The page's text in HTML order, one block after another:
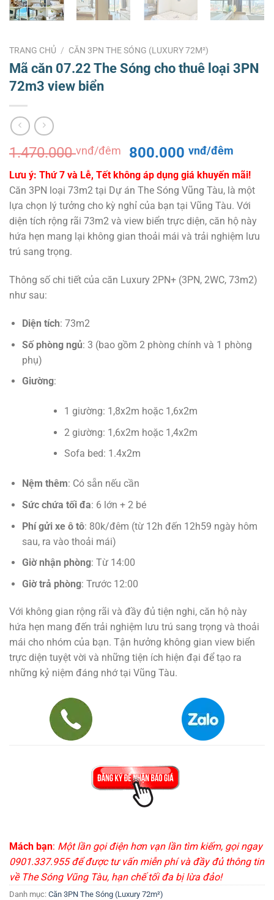
TRANG CHỦ / CĂN 3PN THE SÓNG (LUXURY 72M²)
Mã căn 07.22 The Sóng cho thuê loại 3PN
72m3 view biển
1.470.000vnđ/đêm
Giá
gốc
là:
1.470.000 vnđ/
đêm.
800.000vnđ/đêm
hiện
tại
là:
đêm.
Lưu ý: Thứ 7 và Lễ, Tết không áp dụng giá khuyến mãi!
Căn 3PN loại 73m2 tại Dự án The Sóng Vũng Tàu, là một
lựa chọn lý tưởng cho kỳ nghỉ của bạn tại Vũng Tàu. Với
diện tích rộng rãi 73m2 và view biển trực diện, căn hộ này
hứa hẹn mang lại không gian thoải mái và trải nghiệm lưu
trú sang trọng.
Thông số chi tiết của căn Luxury 2PN+ (3PN, 2WC, 73m2)
như sau:
Diện tích: 73m2
Số phòng ngủ: 3 (bao gồm 2 phòng chính và 1 phòng
phụ)
Giường:
1 giường: 1,8x2m hoặc 1,6x2m
2 giường: 1,6x2m hoặc 1,4x2m
Sofa bed: 1.4x2m
Nệm thêm: Có sẵn nếu cần
Sức chứa tối đa: 6 lớn + 2 bé
Phí gửi xe ô tô: 80k/đêm (từ 12h đến 12h59 ngày hôm
sau, ra vào thoải mái)
Giờ nhận phòng: Từ 14:00
Giờ trả phòng: Trước 12:00
Với không gian rộng rãi và đầy đủ tiện nghi, căn hộ này
hứa hẹn mang đến trải nghiệm lưu trú sang trọng và thoải
mái cho nhóm của bạn. Tận hưởng không gian view biển
trực diện tuyệt vời và những tiện ích hiện đại để tạo ra
những kỷ niệm đáng nhớ tại Vũng Tàu.
Mách bạn: Một lần gọi điện hơn vạn lần tìm kiếm, gọi ngay
0901.337.955 để được tư vấn miễn phí và đầy đủ thông tin
về The Sóng Vũng Tàu, hạn chế tối đa bị lừa đảo!
Danh mục: Căn 3PN The Sóng (Luxury 72m²)